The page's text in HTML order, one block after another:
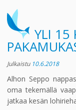
YLI 15
Julkaistu 10.6.2018
Alhon Seppo
oma tekemällä
jatkaa kesän